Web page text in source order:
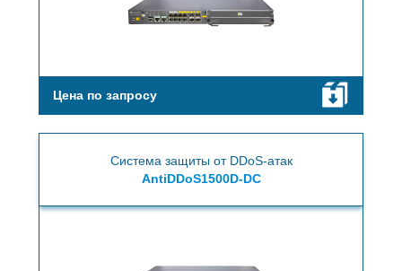
Цена по запросу
Система защиты от DDoS-атак
AntiDDoS1500D-DC